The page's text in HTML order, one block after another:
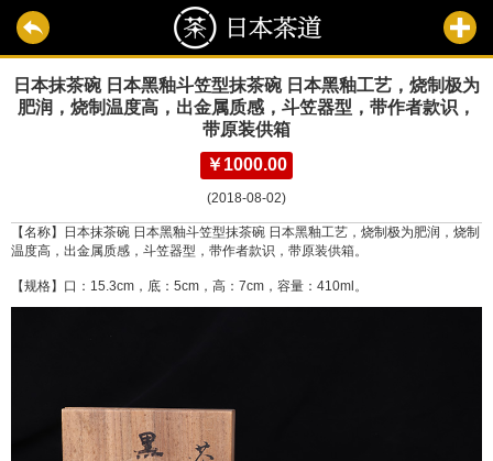
日本抹茶碗 日本黑釉斗笠型抹茶碗 日本黑釉工艺，烧制极为
肥润，烧制温度高，出金属质感，斗笠器型，带作者款识，
带原装供箱
￥1000.00
(2018-08-02)
【名称】日本抹茶碗 日本黑釉斗笠型抹茶碗 日本黑釉工艺，烧制极为肥润，烧制
温度高，出金属质感，斗笠器型，带作者款识，带原装供箱。
【规格】口：15.3cm，底：5cm，高：7cm，容量：410ml。